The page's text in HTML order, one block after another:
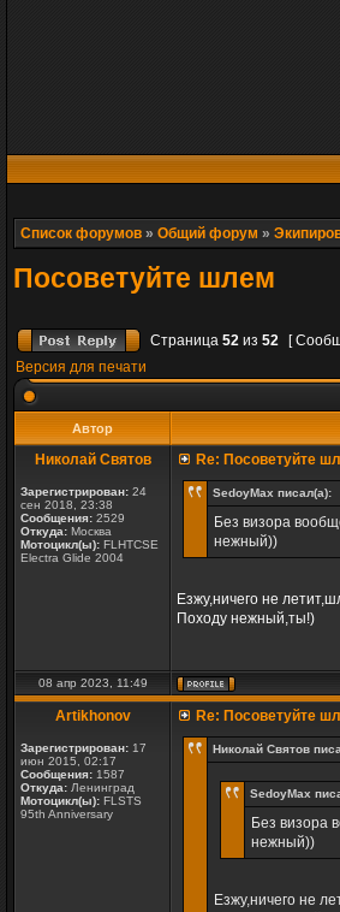
Список форумов » Общий форум »
Посоветуйте шлем
Страница 52 из 52
[
Версия для печати
Автор
Николай Святов
Зарегистрирован: 24
сен 2018, 23:38
Сообщения: 2529
Откуда: Москва
Мотоцикл(ы): FLHTCSE
Electra Glide 2004
Re: Посоветуйте
SedoyMax писал(а):
Без визора
нежный))
Езжу,ничего не
Походу нежный,ты!)
08 апр 2023, 11:49
Artikhonov
Зарегистрирован: 17
июн 2015, 02:17
Сообщения: 1587
Откуда: Ленинград
Мотоцикл(ы): FLSTS
95th Anniversary
Re: Посоветуйте
Николай Святов
SedoyMax
Без визора
нежный))
Езжу,ничего не